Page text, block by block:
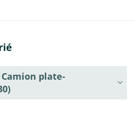
Camion plate-